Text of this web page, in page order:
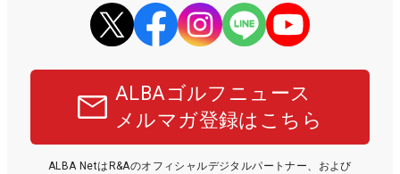
ALBAゴルフニュース
メルマガ登録はこちら
ALBA NetはR&Aのオフィシャルデジタルパートナー、および